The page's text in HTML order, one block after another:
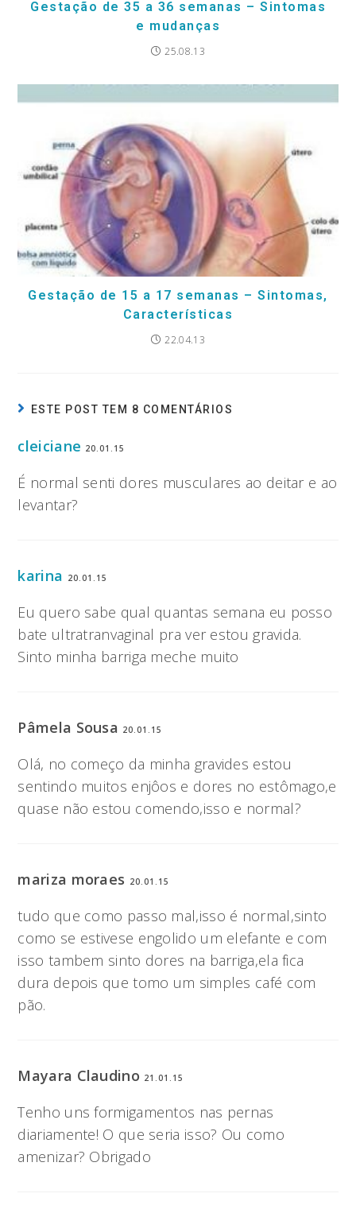
Gestação de 35 a 36 semanas – Sintomas
e mudanças
25.08.13
Gestação de 15 a 17 semanas – Sintomas,
Características
22.04.13
ESTE POST TEM 8 COMENTÁRIOS
cleiciane 20.01.15
É normal senti dores musculares ao deitar e ao
levantar?
karina 20.01.15
Eu quero sabe qual quantas semana eu posso
bate ultratranvaginal pra ver estou gravida.
Sinto minha barriga meche muito
Pâmela Sousa 20.01.15
Olá, no começo da minha gravides estou
sentindo muitos enjôos e dores no estômago,e
quase não estou comendo,isso e normal?
mariza moraes 20.01.15
tudo que como passo mal,isso é normal,sinto
como se estivese engolido um elefante e com
isso tambem sinto dores na barriga,ela fica
dura depois que tomo um simples café com
pão.
Mayara Claudino 21.01.15
Tenho uns formigamentos nas pernas
diariamente! O que seria isso? Ou como
amenizar? Obrigado